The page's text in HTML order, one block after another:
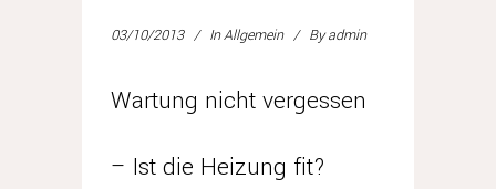
03/10/2013 InAllgemein By admin
Wartung nicht vergessen
– Ist die Heizung fit?